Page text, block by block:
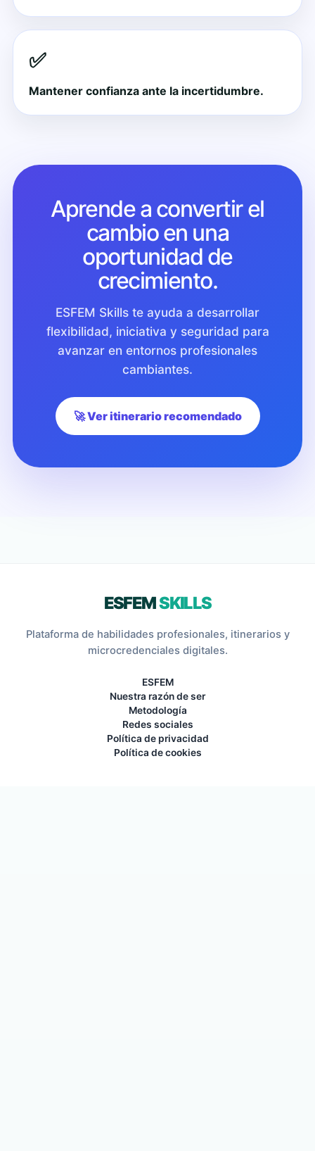
✅
Mantener confianza ante la incertidumbre.
Aprende a convertir el
cambio en una
oportunidad de
crecimiento.
ESFEM Skills te ayuda a desarrollar
flexibilidad, iniciativa y seguridad para
avanzar en entornos profesionales
cambiantes.
🚀 Ver itinerario recomendado
ESFEMSKILLS
Plataforma de habilidades profesionales, itinerarios y
microcredenciales digitales.
ESFEM
Nuestra razón de ser
Metodología
Redes sociales
Política de privacidad
Política de cookies